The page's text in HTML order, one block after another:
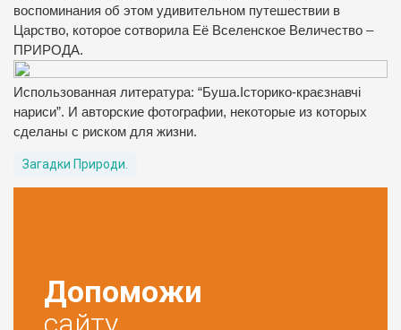
воспоминания об этом удивительном путешествии в
Царство, которое сотворила Её Вселенское Величество –
ПРИРОДА.
Использованная литература: “Буша.Історико-краєзнавчі
нариси”. И авторские фотографии, некоторые из которых
сделаны с риском для жизни.
Загадки Природи.
Допоможи